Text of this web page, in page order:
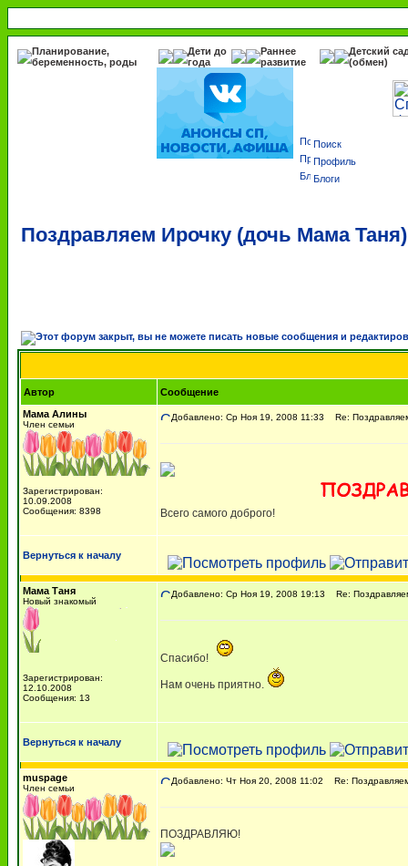
Планирование,
беременность, роды
Дети до
года
Раннее
развитие
Детский
(обмен)
Поиск
Профиль
Блоги
Поздравляем Ирочку (дочь Мама
Автор
Сообщение
Мама Алины
Член семьи
Зарегистрирован:
10.09.2008
Сообщения: 8398
Добавлено: Ср Ноя 19, 2008 11:33 Re:
Всего самого доброго!
Вернуться к началу
Мама Таня
Новый знакомый
Зарегистрирован:
12.10.2008
Сообщения: 13
Добавлено: Ср Ноя 19, 2008 19:13 Re:
Спасибо!
Нам очень приятно.
Вернуться к началу
muspage
Член семьи
Добавлено: Чт Ноя 20, 2008 11:02 Re:
ПОЗДРАВЛЯЮ!